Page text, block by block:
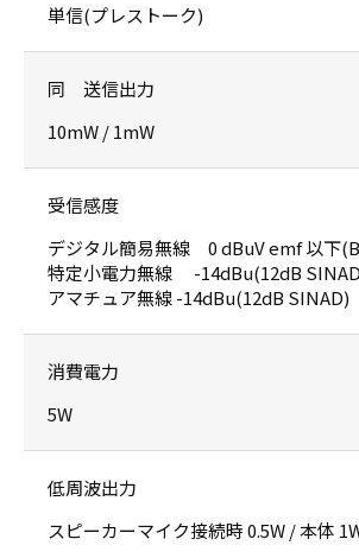
単信(プレストーク)
同 送信出力
10mW / 1mW
受信感度
デジタル簡易無線 0 dBuV emf 以下
特定小電力無線 -14dBu(12dB
アマチュア無線 -14dBu(12dB SINAD)
消費電力
5W
低周波出力
スピーカーマイク接続時 0.5W / 本体